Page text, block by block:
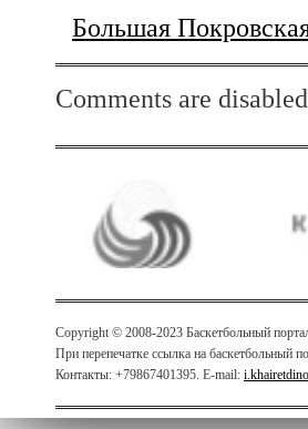
Большая
Comments are disabled
Copyright © 2008-2023 Баскетбольный
При перепечатке ссылка на баскетбольный
Контакты: +79867401395. E-mail: